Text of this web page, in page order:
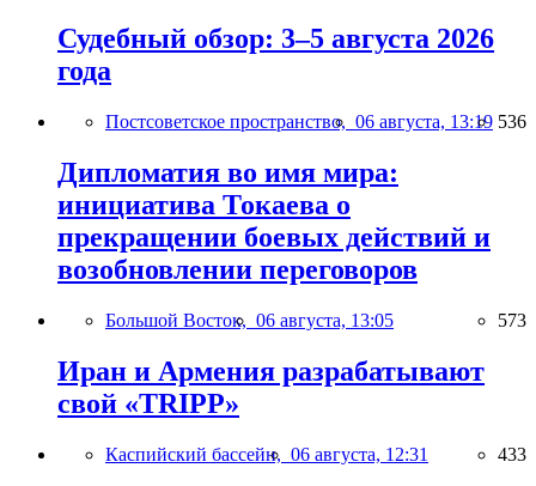
Судебный обзор: 3–5 августа 2026
года
Постсоветское пространство, 06 августа, 13:19 536
Дипломатия во имя мира:
инициатива Токаева о
прекращении боевых действий и
возобновлении переговоров
Большой Восток, 06 августа, 13:05 573
Иран и Армения разрабатывают
свой «TRIPP»
Каспийский бассейн, 06 августа, 12:31 433